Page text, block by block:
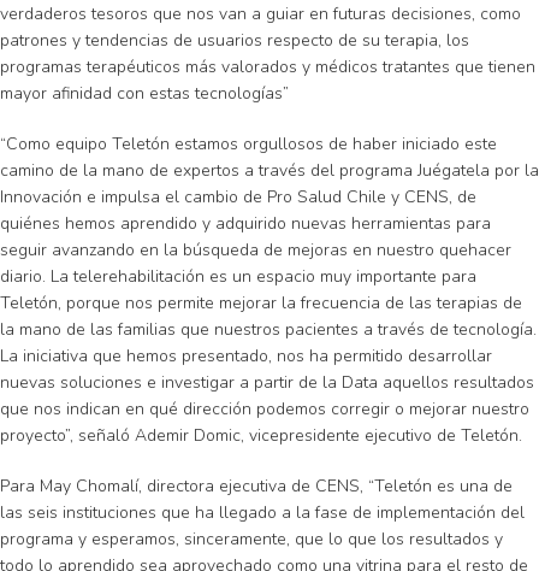
verdaderos tesoros que nos van a guiar en futuras decisiones, como
patrones y tendencias de usuarios respecto de su terapia, los
programas terapéuticos más valorados y médicos tratantes que tienen
mayor afinidad con estas tecnologías”
“Como equipo Teletón estamos orgullosos de haber iniciado este
camino de la mano de expertos a través del programa Juégatela por la
Innovación e impulsa el cambio de Pro Salud Chile y CENS, de
quiénes hemos aprendido y adquirido nuevas herramientas para
seguir avanzando en la búsqueda de mejoras en nuestro quehacer
diario. La telerehabilitación es un espacio muy importante para
Teletón, porque nos permite mejorar la frecuencia de las terapias de
la mano de las familias que nuestros pacientes a través de tecnología.
La iniciativa que hemos presentado, nos ha permitido desarrollar
nuevas soluciones e investigar a partir de la Data aquellos resultados
que nos indican en qué dirección podemos corregir o mejorar nuestro
proyecto”, señaló Ademir Domic, vicepresidente ejecutivo de Teletón.
Para May Chomalí, directora ejecutiva de CENS, “Teletón es una de
las seis instituciones que ha llegado a la fase de implementación del
programa y esperamos, sinceramente, que lo que los resultados y
todo lo aprendido sea aprovechado como una vitrina para el resto de